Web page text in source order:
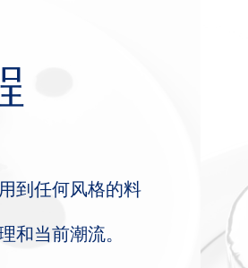
到任何风格的料
和当前潮流。